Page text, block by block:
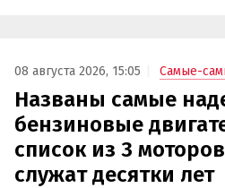
08 августа 2026, 15:05 Самые-
Названы самые
бензиновые
список из 3
служат десятки лет